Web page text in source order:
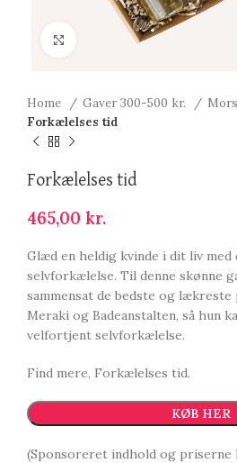
Click to enlarge
Home Gaver 300-500 kr.
Forkælelses tid
Forkælelses tid
465,00 kr.
Glæd en heldig kvinde i dit liv
selvforkælelse. Til denne skønne
sammensat de bedste og
Meraki og Badeanstalten, så hun
velfortjent selvforkælelse.
Find mere, Forkælelses tid.
KØB HER
(Sponsoreret indhold og priserne